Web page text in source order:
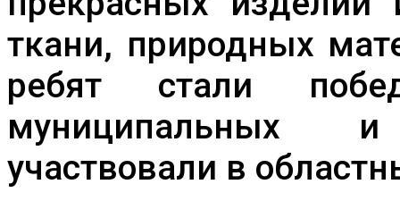
ткани, природных
ребят стали
муниципальных
участвовали в